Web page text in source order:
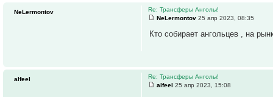
Re: Трансферы Анголы!
NeLermontov 25 апр 2023, 08:35
Кто собирает ангольцев , на
NeLermontov
Re: Трансферы Анголы!
alfeel 25 апр 2023, 15:08
alfeel